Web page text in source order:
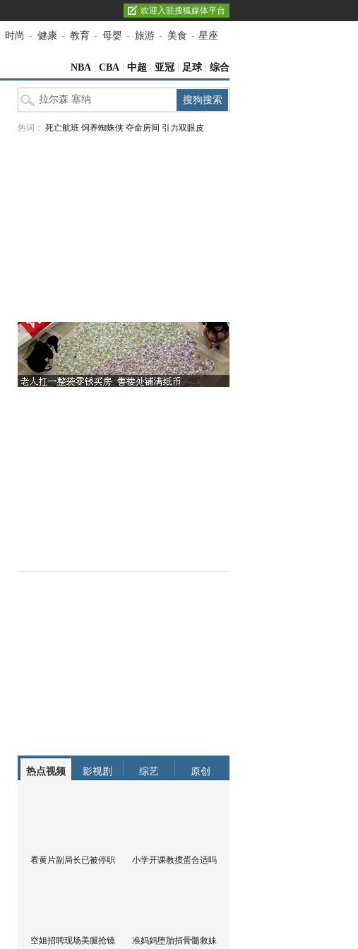
欢迎入驻搜狐媒体平台
时尚 - 健康 - 教育 - 母婴 - 旅游 - 美食 - 星座
NBA CBA 中超 亚冠 足球 综合
热词： 死亡航班 饲养蜘蛛侠 夺命房间 引力双眼皮
热点视频 影视剧 综艺 原创
看黄片副局长已被停职 小学开课教掼蛋合适吗
空姐招聘现场美腿抢镜 准妈妈堕胎捐骨髓救妹